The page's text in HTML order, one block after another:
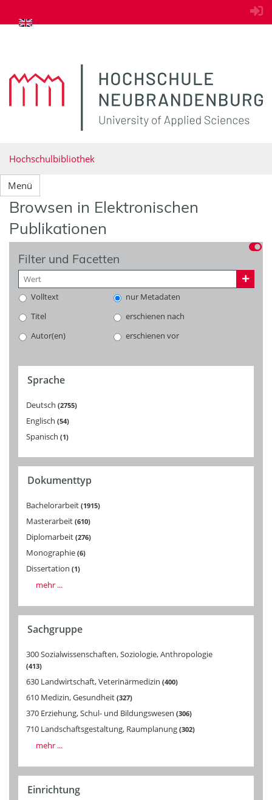
zum Inhalt springen
Hochschulbibliothek
Menü
Browsen in Elektronischen
Publikationen
Filter und Facetten
Volltext
nur Metadaten
Titel
erschienen nach
Autor(en)
erschienen vor
Sprache
Deutsch 2755
Englisch 54
Spanisch 1
Dokumenttyp
Bachelorarbeit 1915
Masterarbeit 610
Diplomarbeit 276
Monographie 6
Dissertation 1
mehr ...
Sachgruppe
300 Sozialwissenschaften, Soziologie, Anthropologie
413
630 Landwirtschaft, Veterinärmedizin 400
610 Medizin, Gesundheit 327
370 Erziehung, Schul- und Bildungswesen 306
710 Landschaftsgestaltung, Raumplanung 302
mehr ...
Einrichtung